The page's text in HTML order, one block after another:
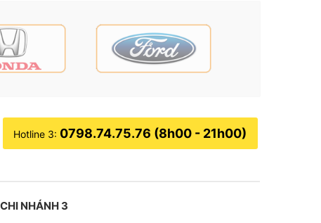
Hotline 3: 0798.74.75.76 (8h00 - 21h00)
CHI NHÁNH 3